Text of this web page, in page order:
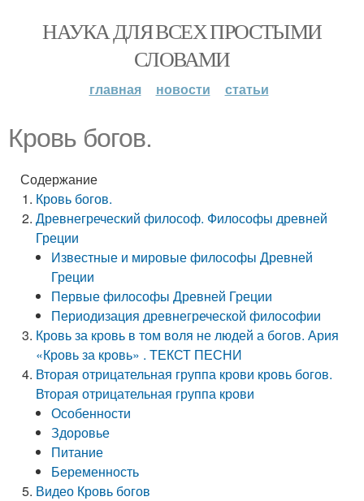
НАУКА ДЛЯ ВСЕХ ПРОСТЫМИ
СЛОВАМИ
главная новости статьи
Кровь богов.
Содержание
Кровь богов.
Древнегреческий философ. Философы древней
Греции
Известные и мировые философы Древней
Греции
Первые философы Древней Греции
Периодизация древнегреческой философии
Кровь за кровь в том воля не людей а богов. Ария
«Кровь за кровь» . ТЕКСТ ПЕСНИ
Вторая отрицательная группа крови кровь богов.
Вторая отрицательная группа крови
Особенности
Здоровье
Питание
Беременность
Видео Кровь богов